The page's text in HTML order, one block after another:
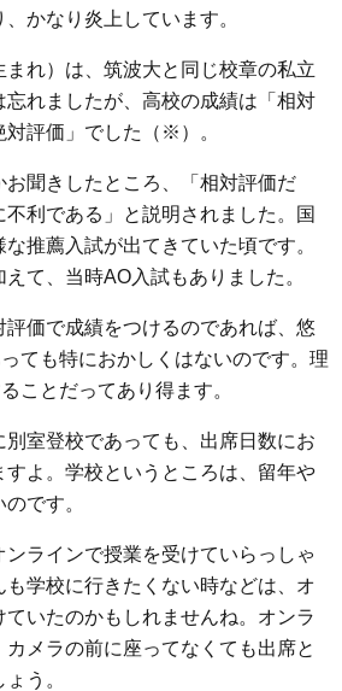
n
e
r
かなり炎上しています。
れ）は、筑波大と同じ校章の私立
れましたが、高校の成績は「相対
評価」でした（※）。
お聞きしたところ、「相対評価だ
利である」と説明されました。国
推薦入試が出てきていた頃です。
て、当時AO入試もありました。
価で成績をつけるのであれば、悠
ても特におかしくはないのです。理
ことだってあり得ます。
室登校であっても、出席日数にお
すよ。学校というところは、留年や
です。
ンラインで授業を受けていらっしゃ
も学校に行きたくない時などは、オ
ていたのかもしれませんね。オンラ
メラの前に座ってなくても出席と
う。